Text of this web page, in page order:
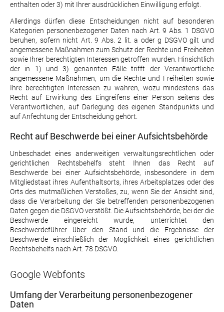
enthalten oder 3) mit Ihrer ausdrücklichen Einwilligung erfolgt.
Allerdings dürfen diese Entscheidungen nicht auf besonderen
Kategorien personenbezogener Daten nach Art. 9 Abs. 1 DSGVO
beruhen, sofern nicht Art. 9 Abs. 2 lit. a oder g DSGVO gilt und
angemessene Maßnahmen zum Schutz der Rechte und Freiheiten
sowie Ihrer berechtigten Interessen getroffen wurden. Hinsichtlich
der in 1) und 3) genannten Fälle trifft der Verantwortliche
angemessene Maßnahmen, um die Rechte und Freiheiten sowie
Ihre berechtigten Interessen zu wahren, wozu mindestens das
Recht auf Erwirkung des Eingreifens einer Person seitens des
Verantwortlichen, auf Darlegung des eigenen Standpunkts und
auf Anfechtung der Entscheidung gehört.
Recht auf Beschwerde bei einer Aufsichtsbehörde
Unbeschadet eines anderweitigen verwaltungsrechtlichen oder
gerichtlichen Rechtsbehelfs steht Ihnen das Recht auf
Beschwerde bei einer Aufsichtsbehörde, insbesondere in dem
Mitgliedstaat ihres Aufenthaltsorts, ihres Arbeitsplatzes oder des
Orts des mutmaßlichen Verstoßes, zu, wenn Sie der Ansicht sind,
dass die Verarbeitung der Sie betreffenden personenbezogenen
Daten gegen die DSGVO verstößt. Die Aufsichtsbehörde, bei der die
Beschwerde eingereicht wurde, unterrichtet den
Beschwerdeführer über den Stand und die Ergebnisse der
Beschwerde einschließlich der Möglichkeit eines gerichtlichen
Rechtsbehelfs nach Art. 78 DSGVO.
Google Webfonts
Umfang der Verarbeitung personenbezogener
Daten